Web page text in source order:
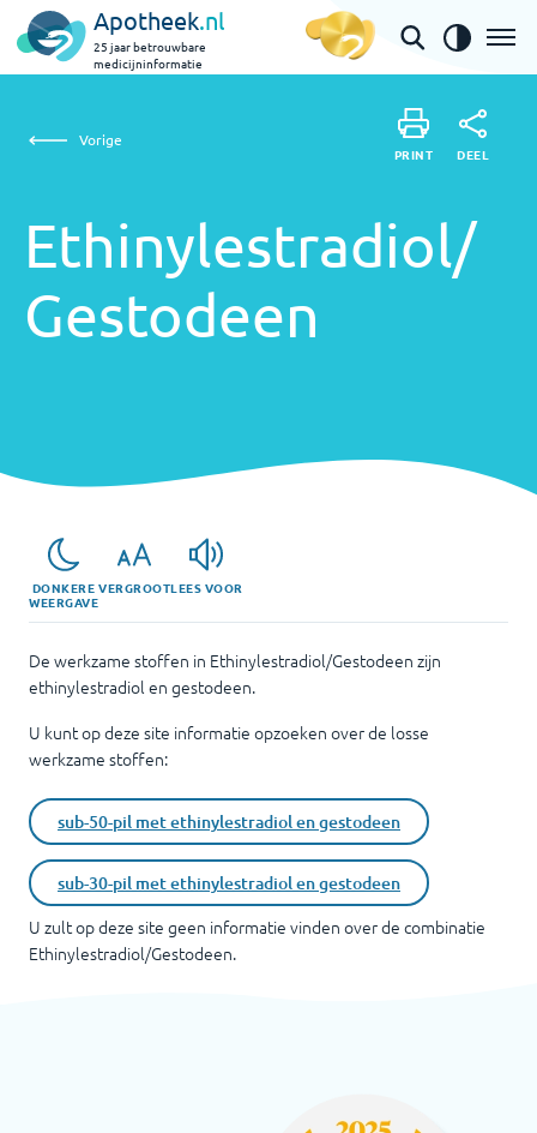
Apotheek.nl
25 jaar betrouwbare
medicijninformatie
DEEL
Vorige
Ethinylestradiol/
Gestodeen
PRINT DEEL
DONKERE
WEERGAVE
VERGROOTLEES VOOR
De werkzame stoffen in Ethinylestradiol/Gestodeen zijn
ethinylestradiol en gestodeen.
U kunt op deze site informatie opzoeken over de losse
werkzame stoffen:
sub-50-pil met ethinylestradiol en gestodeen
sub-30-pil met ethinylestradiol en gestodeen
U zult op deze site geen informatie vinden over de combinatie
Ethinylestradiol/Gestodeen.